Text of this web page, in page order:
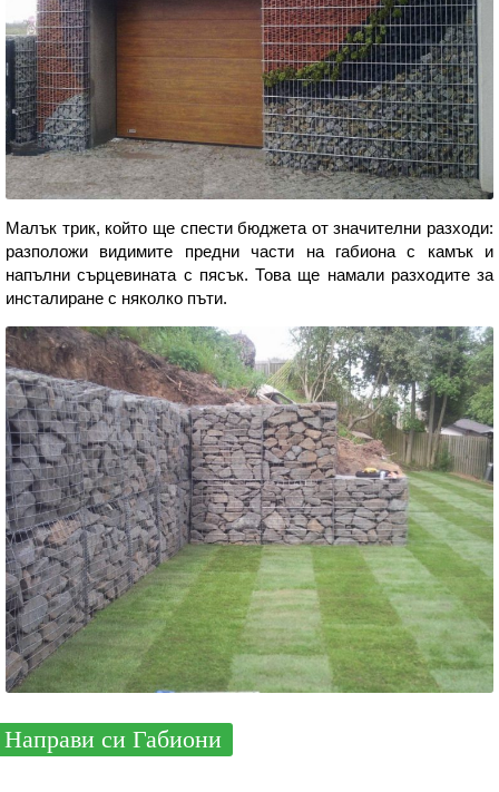
Малък трик, който ще спести бюджета от значителни разходи:
разположи видимите предни части на габиона с камък и
напълни сърцевината с пясък. Това ще намали разходите за
инсталиране с няколко пъти.
Направи си Габиони